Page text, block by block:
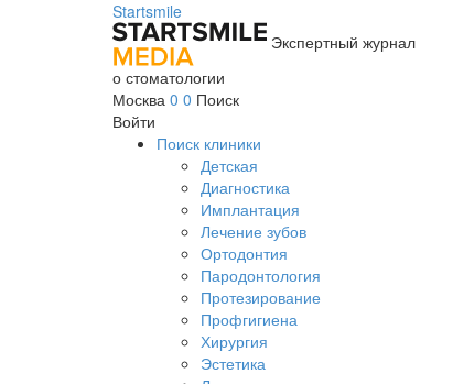
Startsmile
Экспертный журнал
о стоматологии
Москва 0 0 Поиск
Войти
Поиск клиники
Детская
Диагностика
Имплантация
Лечение зубов
Ортодонтия
Пародонтология
Протезирование
Профгигиена
Хирургия
Эстетика